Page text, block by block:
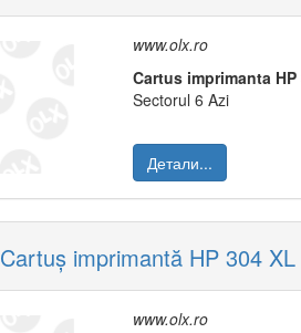
www.olx.ro
Cartus imprimanta HP
Sectorul 6 Azi
Детали...
Cartuș imprimantă HP 304 XL
www.olx.ro